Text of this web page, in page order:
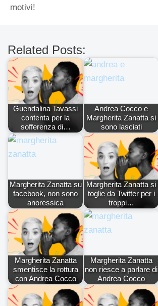
motivi!
Related Posts:
Guendalina Tavassi
contenta per la
sofferenza di…
Andrea Cocco e
Margherita Zanatta si
sono lasciati
Margherita Zanatta su
facebook, non sono
anoressica
Margherita Zanatta si
toglie da Twitter per i
troppi…
Margherita Zanatta
smentisce la rottura
con Andrea Cocco
Margherita Zanatta
non riesce a parlare di
Andrea Cocco